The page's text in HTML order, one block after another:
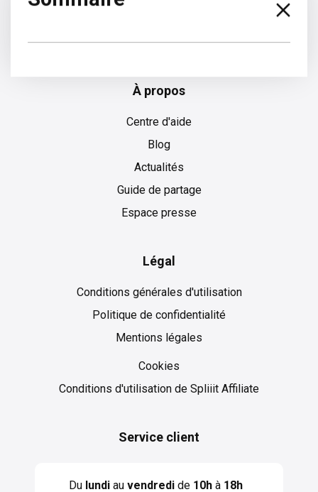
À propos
Centre d'aide
Blog
Actualités
Guide de partage
Espace presse
Légal
Conditions générales d'utilisation
Politique de confidentialité
Mentions légales
Cookies
Cookies
Conditions d'utilisation de Spliiit Affiliate
Service client
Du lundiau vendredide 10hà 18h